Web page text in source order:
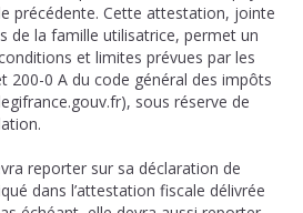
précédente. Cette attestation, jointe
de la famille utilisatrice, permet un
et limites prévues par les
200-0 A du code général des impôts
sous réserve de
reporter sur sa déclaration de
dans l’attestation fiscale délivrée